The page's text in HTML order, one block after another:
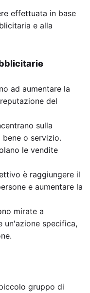
effettuata in base
e alla
ad aumentare la
del
sulla
o servizio.
le vendite
è raggiungere il
e aumentare la
mirate a
un'azione specifica,
gruppo di